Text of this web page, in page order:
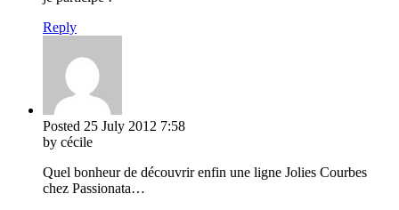
Reply
Posted 25 July 2012 7:58
by cécile
Quel bonheur de découvrir enfin une ligne Jolies Courbes
chez Passionata…